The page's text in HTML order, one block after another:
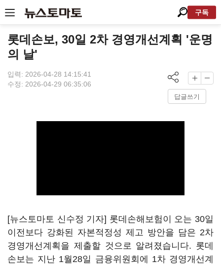
구독
롯데손보, 30일 2차 경영개선계획 '운명
의 날'
입력: 2026-04-28 14:15:41
수정: 2026-04-29 06:35:06
답글쓰기
[뉴스토마토 신수정 기자] 롯데손해보험이 오는 30일
이전보다 강화된 자본적정성 제고 방안을 담은 2차
경영개선계획을 제출할 것으로 알려졌습니다. 롯데
손보는 지난 1월28일 금융위원회에 1차 경영개선계